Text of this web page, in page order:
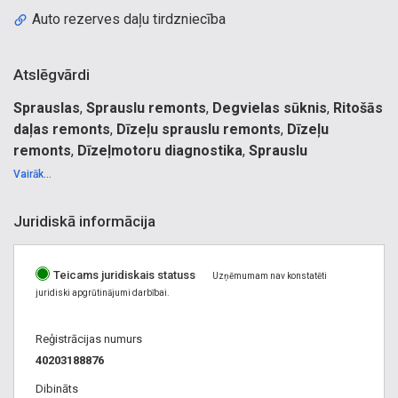
Auto rezerves daļu tirdzniecība
Atslēgvārdi
Sprauslas, Sprauslu remonts, Degvielas sūknis, Ritošās
daļas remonts, Dīzeļu sprauslu remonts, Dīzeļu
remonts, Dīzeļmotoru diagnostika, Sprauslu
demontāža
diagnostika, diagnostika, Kravas auto apkope, rezerves
sprauslas dīzeļu remonts, sprauslu remonts, auto
diagnostika, auto rezerves daļas, degvielas sistēma, dīzeļa
dīzeļmotori, dīzeļu smidzinātāji, dīzeļu iekārtas, dīzeļu
remonta iekārtas, dīzeļu sūkņu remonts, dīzeļsūkņu
remonts, smidzinātāji dīzeliem, smidzinātājs, dzinējs,
Vairāk...
Juridiskā informācija
Teicams juridiskais statuss
Uzņēmumam nav konstatēti
juridiski apgrūtinājumi darbībai.
Reģistrācijas numurs
40203188876
Dibināts